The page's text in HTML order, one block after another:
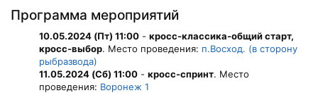
Программа мероприятий
10.05.2024 (Пт) 11:00 - кросс-классика-общий старт,
кросс-выбор. Место проведения: п.Восход. (в сторону
рыбразвода)
11.05.2024 (Сб) 11:00 - кросс-спринт. Место
проведения: Воронеж 1